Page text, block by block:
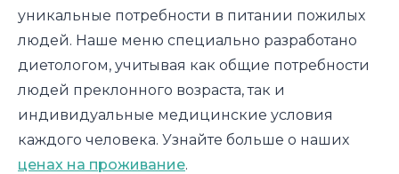
уникальные потребности в питании пожилых
людей. Наше меню специально разработано
диетологом, учитывая как общие потребности
людей преклонного возраста, так и
индивидуальные медицинские условия
каждого человека. Узнайте больше о наших
ценах на проживание.